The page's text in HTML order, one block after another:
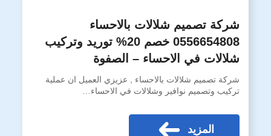
شركة تصميم شلالات بالاحساء
0556654808 خصم 20% توريد وتركيب
شلالات في الاحساء – الصفوة
شركة تصميم شلالات بالاحساء , عزيزي العميل ان عملية
تركيب وتصميم نوافير وشلالات في الاحساء…
المزيد